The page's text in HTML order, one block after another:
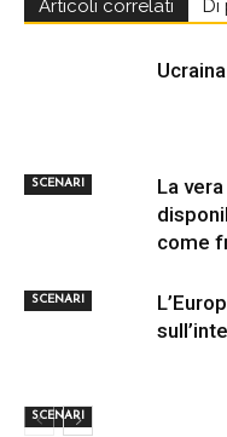
Articoli correlati
SCENARI
SCENARI
La
come
SCENARI